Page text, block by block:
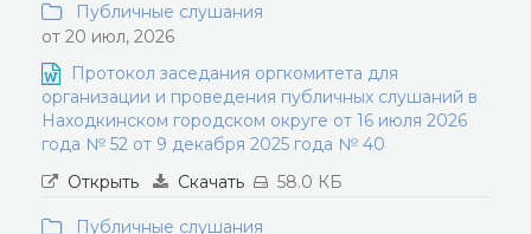
Публичные слушания
от 20 июл, 2026
Протокол заседания оргкомитета для
организации и проведения публичных слушаний в
Находкинском городском округе от 16 июля 2026
года № 52 от 9 декабря 2025 года № 40
Открыть
Скачать 58.0 КБ
Публичные слушания